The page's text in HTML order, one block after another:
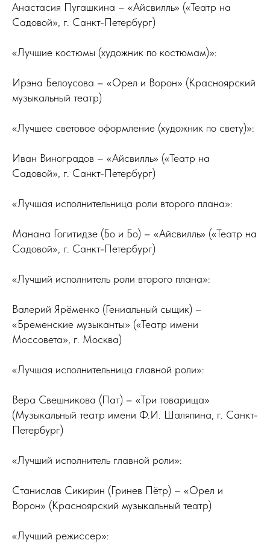
Анастасия Пугашкина – «Айсвилль» («Театр на
Садовой», г. Санкт-Петербург)
«Лучшие костюмы (художник по костюмам)»:
Ирэна Белоусова – «Орел и Ворон» (Красноярский
музыкальный театр)
«Лучшее световое оформление (художник по свету)»:
Иван Виноградов – «Айсвилль» («Театр на
Садовой», г. Санкт-Петербург)
«Лучшая исполнительница роли второго плана»:
Манана Гогитидзе (Бо и Бо) – «Айсвилль» («Театр на
Садовой», г. Санкт-Петербург)
«Лучший исполнитель роли второго плана»:
Валерий Ярёменко (Гениальный сыщик) –
«Бременские музыканты» («Театр имени
Моссовета», г. Москва)
«Лучшая исполнительница главной роли»:
Вера Свешникова (Пат) – «Три товарища»
(Музыкальный театр имени Ф.И. Шаляпина, г. Санкт-
Петербург)
«Лучший исполнитель главной роли»:
Станислав Сикирин (Гринев Пётр) – «Орел и
Ворон» (Красноярский музыкальный театр)
«Лучший режиссер»: